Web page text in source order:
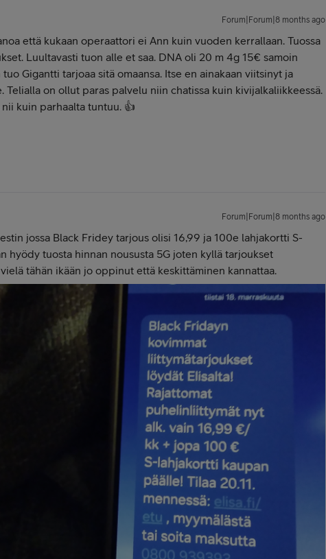
Forum|Forum|8 months ago
että kukaan operaattori ei Ann kuin vuoden kerrallaan. Tuossa
Luultavasti tuon alle et saa. DNA oli 20 m 4g 15€ samoin
Gigantti tarjoaa sitä omaansa. Itse en ainakaan viitsinyt ja
Telialla on ollut paras palvelu niin chatissa kuin kivijalkaliikkeessä.
kuin parhaalta tuntuu. 👍
Forum|Forum|8 months ago
jossa Black Fridey tarjous olisi 16,99 ja 100e lahjakortti S-
hyödy tuosta hinnan noususta 5G joten kyllä tarjoukset
tähän ikään jo oppinut että keskittäminen kannattaa.